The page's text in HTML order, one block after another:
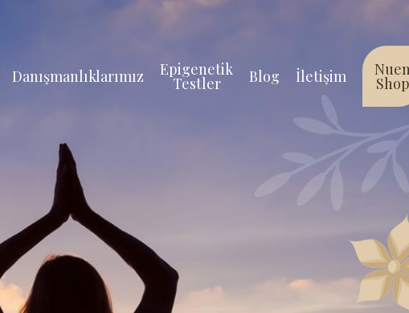
Danışmanlıklarımız Epigenetik
Testler Blog İletişim Shop